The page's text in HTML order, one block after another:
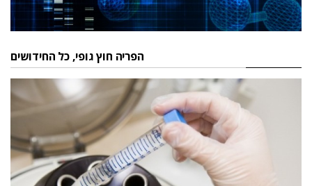
הפריה חוץ גופי, כל החידושים